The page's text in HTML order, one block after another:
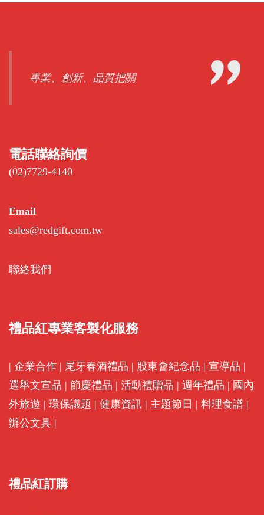
專業、創新、品質把關
電話聯絡詢價
(02)7729-4140
Email
sales@redgift.com.tw
聯絡我們
禮品紅專業客製化服務
| 企業合作 | 尾牙春酒禮品 | 股東會紀念品 | 宣導品 |
選舉文宣品 | 節慶禮品 | 活動禮贈品 | 週年禮品 | 國內
外旅遊 | 環保議題 | 健康資訊 | 主題節日 | 料理食譜 |
辦公文具 |
禮品紅訂購